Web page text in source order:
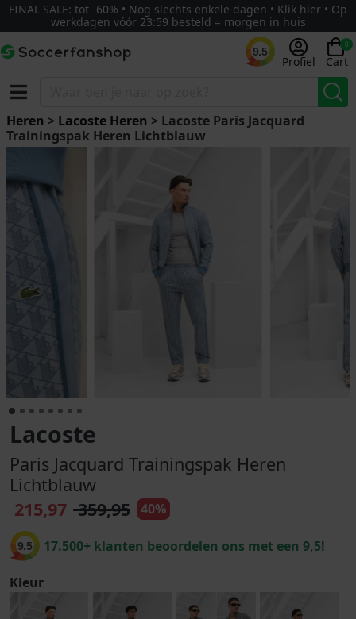
FINAL SALE: tot -60% • Nog slechts enkele dagen • Klik hier • Op
werkdagen vóór 23:59 besteld = morgen in huis
9.5
Profiel
0
Cart
Heren > Lacoste Heren > Lacoste Paris Jacquard
Trainingspak Heren Lichtblauw
Lacoste
Paris Jacquard Trainingspak Heren
Lichtblauw
215,97 359,95 40%
9.5 17.500+ klanten beoordelen ons met een 9,5!
Kleur